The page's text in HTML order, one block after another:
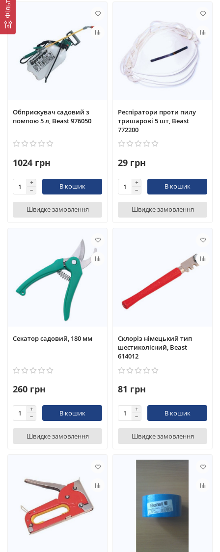
Фільтр
Обприскувач садовий з
помпою 5 л, Beast 976050
1024 грн
В кошик
Швидке замовлення
Респіратори проти пилу
тришарові 5 шт, Beast
772200
29 грн
В кошик
Швидке замовлення
Секатор садовий, 180 мм
260 грн
В кошик
Швидке замовлення
Склоріз німецький тип
шестиколісний, Beast
614012
81 грн
В кошик
Швидке замовлення